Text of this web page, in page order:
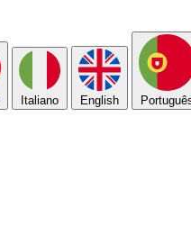
Italiano English